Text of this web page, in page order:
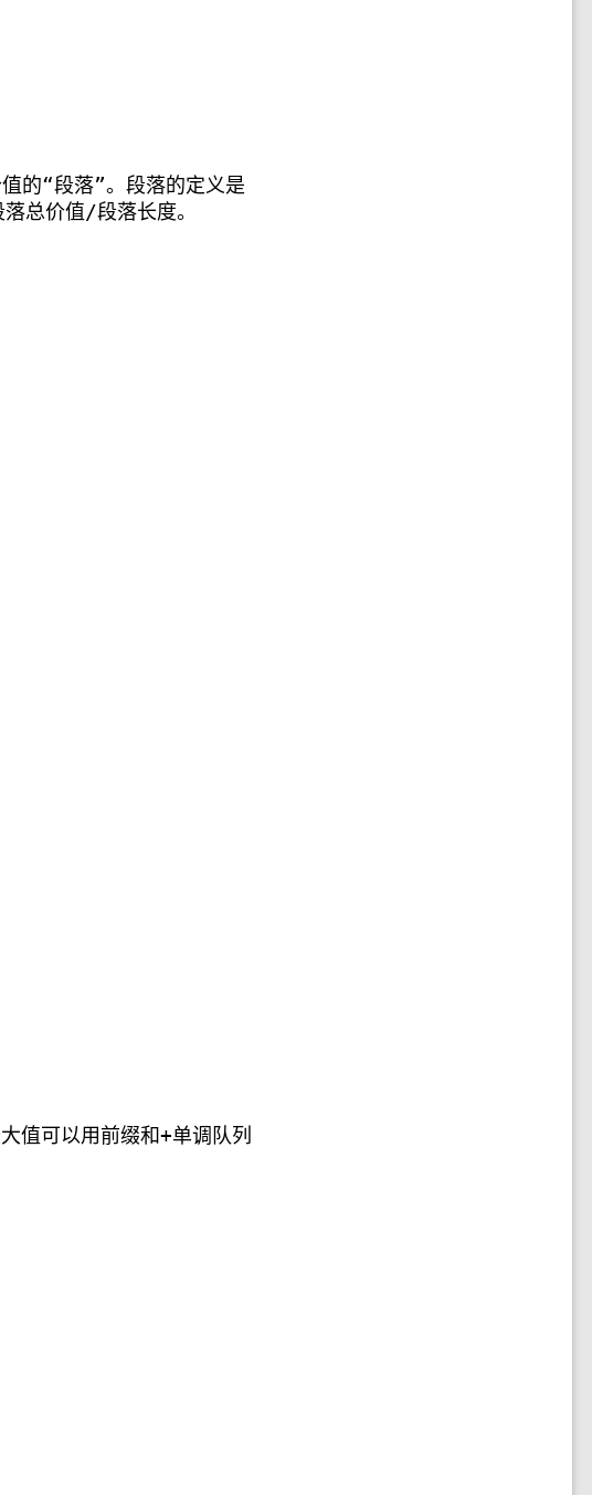
的“段落”。段落的定义是
总价值/段落长度。
值可以用前缀和+单调队列